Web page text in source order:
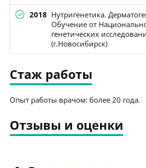
2018 Нутригенетика.
Обучение от
генетических
(г.Новосибирск)
Стаж работы
Опыт работы врачом: более 20 года.
Отзывы и оценки